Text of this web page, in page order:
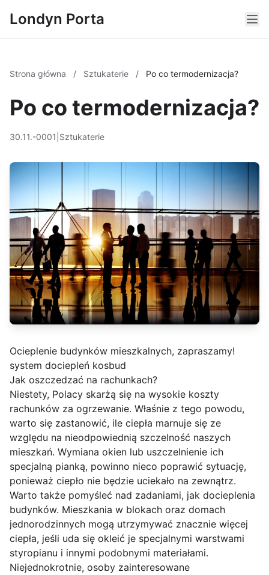
Londyn Porta
Strona główna / Sztukaterie / Po co termodernizacja?
Po co termodernizacja?
30.11.-0001 Sztukaterie
Ocieplenie budynków mieszkalnych, zapraszamy!
system dociepleń kosbud
Jak oszczedzać na rachunkach?
Niestety, Polacy skarżą się na wysokie koszty
rachunków za ogrzewanie. Właśnie z tego powodu,
warto się zastanowić, ile ciepła marnuje się ze
względu na nieodpowiednią szczelność naszych
mieszkań. Wymiana okien lub uszczelnienie ich
specjalną pianką, powinno nieco poprawić sytuację,
ponieważ ciepło nie będzie uciekało na zewnątrz.
Warto także pomyśleć nad zadaniami, jak docieplenia
budynków. Mieszkania w blokach oraz domach
jednorodzinnych mogą utrzymywać znacznie więcej
ciepła, jeśli uda się okleić je specjalnymi warstwami
styropianu i innymi podobnymi materiałami.
Niejednokrotnie, osoby zainteresowane